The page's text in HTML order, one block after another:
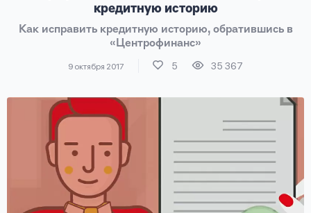
кредитную историю
Как исправить кредитную историю, обратившись в
«Центрофинанс»
9 октября 2017 5 35 367
вопрос
займов,
сайта,
на
обработку
данных